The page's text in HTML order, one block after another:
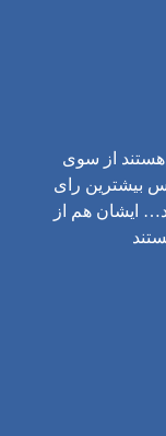
هستند از سوی
بیشترین رای
ایشان هم از